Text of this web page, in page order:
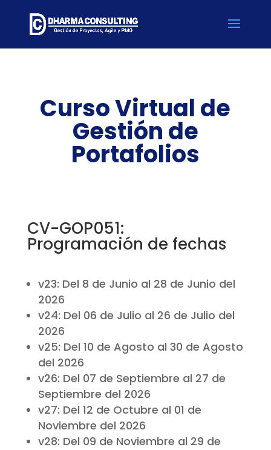
Curso Virtual de
Gestión de
Portafolios
CV-GOP051:
Programación de fechas
v23: Del 8 de Junio al 28 de Junio del
2026
v24: Del 06 de Julio al 26 de Julio del
2026
v25: Del 10 de Agosto al 30 de Agosto
del 2026
v26: Del 07 de Septiembre al 27 de
Septiembre del 2026
v27: Del 12 de Octubre al 01 de
Noviembre del 2026
v28: Del 09 de Noviembre al 29 de